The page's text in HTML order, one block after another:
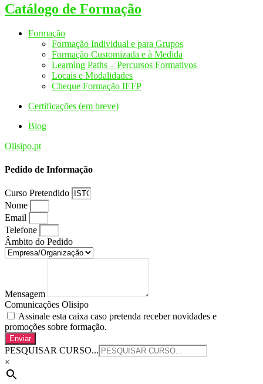
Catálogo de Formação
Formação
Formação Individual e para Grupos
Formação Customizada e à Medida
Learning Paths – Percursos Formativos
Locais e Modalidades
Cheque Formação IEFP
Certificações (em breve)
Blog
Olisipo.pt
Pedido de Informação
Curso Pretendido
Nome
Email
Telefone
Âmbito do Pedido
Mensagem
Comunicações Olisipo
Assinale esta caixa caso pretenda receber novidades e
promoções sobre formação.
Enviar
PESQUISAR CURSO...
×